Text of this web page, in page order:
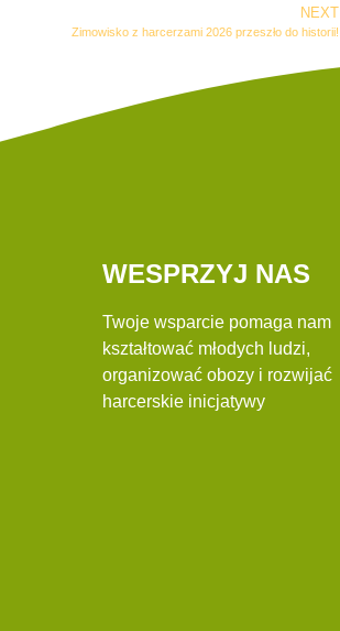
NEXT
Zimowisko z harcerzami 2026 przeszło do historii!
WESPRZYJ NAS
Twoje wsparcie pomaga nam
kształtować młodych ludzi,
organizować obozy i rozwijać
harcerskie inicjatywy